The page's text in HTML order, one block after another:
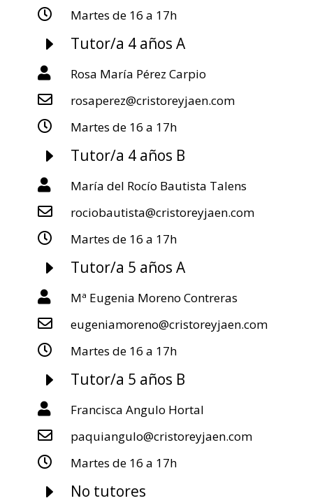
 Martes de 16 a 17h
E Tutor/a 4 años A
 Rosa María Pérez Carpio
 rosaperez@cristoreyjaen.com
 Martes de 16 a 17h
E Tutor/a 4 años B
 María del Rocío Bautista Talens
 rociobautista@cristoreyjaen.com
 Martes de 16 a 17h
E Tutor/a 5 años A
 Mª Eugenia Moreno Contreras
 eugeniamoreno@cristoreyjaen.com
 Martes de 16 a 17h
E Tutor/a 5 años B
 Francisca Angulo Hortal
 paquiangulo@cristoreyjaen.com
 Martes de 16 a 17h
E No tutores